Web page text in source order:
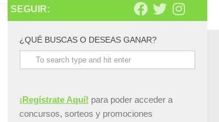
SEGUIR:
¿QUÉ BUSCAS O DESEAS GANAR?
¡Regístrate Aquí! para poder acceder a
concursos, sorteos y promociones